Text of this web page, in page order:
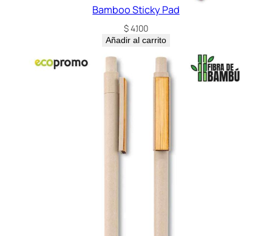
Bamboo Sticky Pad
$4.100
Añadir al carrito